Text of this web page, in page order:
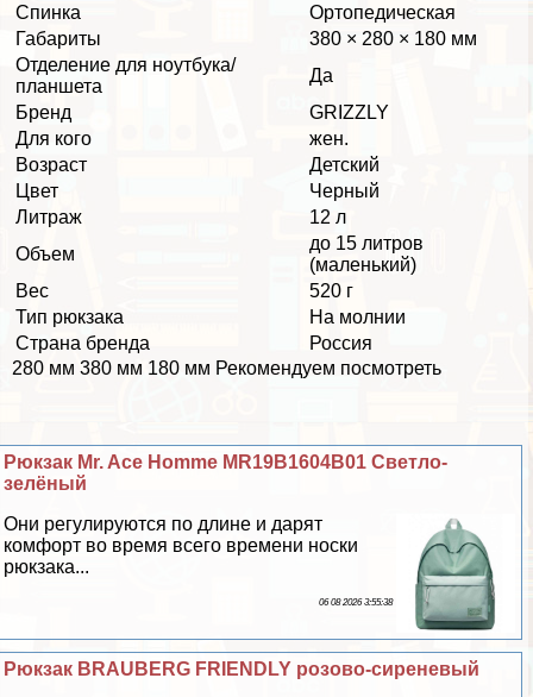
Спинка
Ортопедическая
Габариты
380 × 280 × 180 мм
Отделение для ноутбука/
планшета
Да
Бренд
GRIZZLY
Для кого
жен.
Возраст
Детский
Цвет
Черный
Литраж
12 л
Объем
до 15 литров
(маленький)
Вес
520 г
Тип рюкзака
На молнии
Страна бренда
Россия
280 мм 380 мм 180 мм Рекомендуем посмотреть
Рюкзак Mr. Ace Homme MR19B1604B01 Светло-
зелёный
Они регулируются по длине и дарят
комфорт во время всего времени носки
рюкзака...
06 08 2026 3:55:38
Рюкзак BRAUBERG FRIENDLY розово-сиреневый